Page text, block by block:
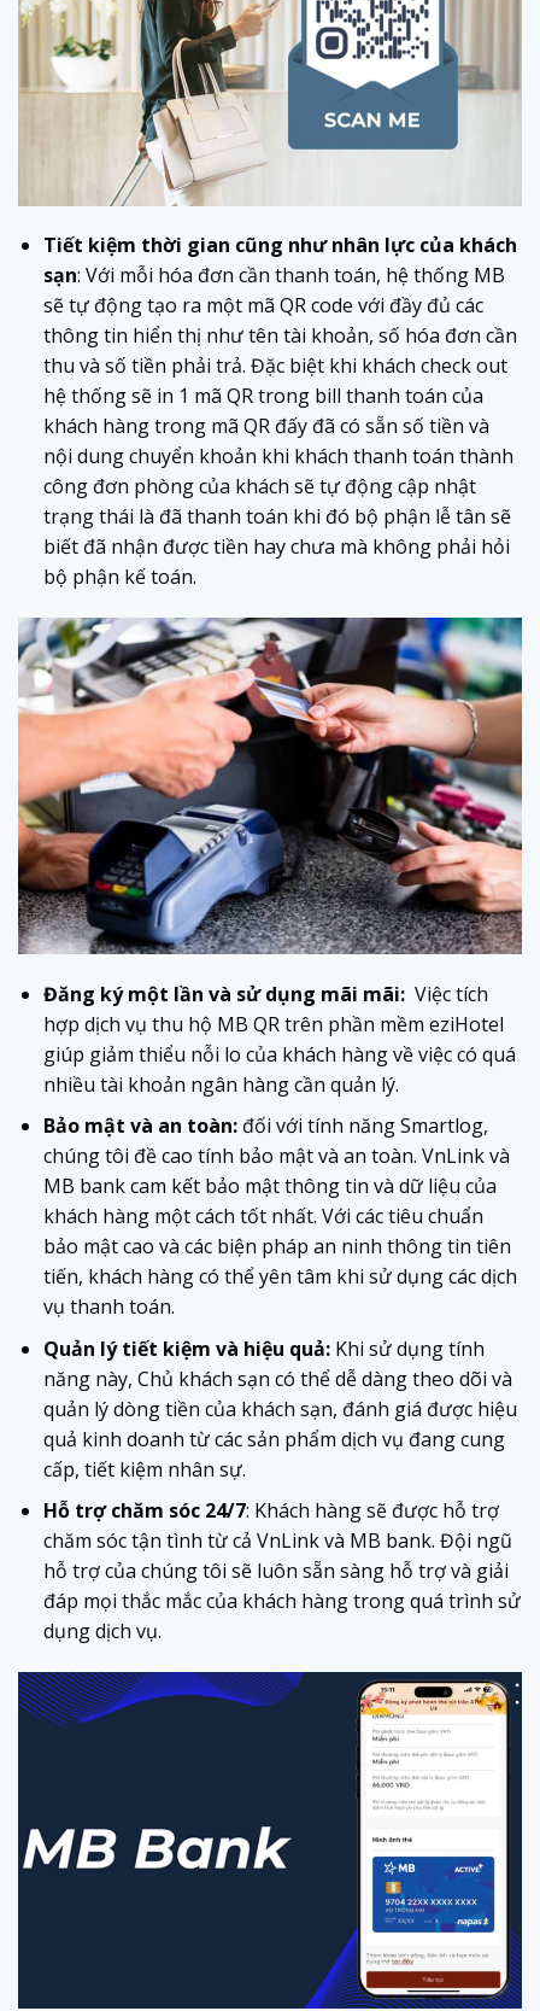
Tiết kiệm thời gian cũng như nhân lực của khách
sạn: Với mỗi hóa đơn cần thanh toán, hệ thống MB
sẽ tự động tạo ra một mã QR code với đầy đủ các
thông tin hiển thị như tên tài khoản, số hóa đơn cần
thu và số tiền phải trả. Đặc biệt khi khách check out
hệ thống sẽ in 1 mã QR trong bill thanh toán của
khách hàng trong mã QR đấy đã có sẵn số tiền và
nội dung chuyển khoản khi khách thanh toán thành
công đơn phòng của khách sẽ tự động cập nhật
trạng thái là đã thanh toán khi đó bộ phận lễ tân sẽ
biết đã nhận được tiền hay chưa mà không phải hỏi
bộ phận kế toán.
Đăng ký một lần và sử dụng mãi mãi:Việc tích
hợp dịch vụ thu hộ MB QR trên phần mềm eziHotel
giúp giảm thiểu nỗi lo của khách hàng về việc có quá
nhiều tài khoản ngân hàng cần quản lý.
Bảo mật và an toàn: đối với tính năng Smartlog,
chúng tôi đề cao tính bảo mật và an toàn. VnLink và
MB bank cam kết bảo mật thông tin và dữ liệu của
khách hàng một cách tốt nhất. Với các tiêu chuẩn
bảo mật cao và các biện pháp an ninh thông tin tiên
tiến, khách hàng có thể yên tâm khi sử dụng các dịch
vụ thanh toán.
Quản lý tiết kiệm và hiệu quả:Khi sử dụng tính
năng này, Chủ khách sạn có thể dễ dàng theo dõi và
quản lý dòng tiền của khách sạn, đánh giá được hiệu
quả kinh doanh từ các sản phẩm dịch vụ đang cung
cấp, tiết kiệm nhân sự.
Hỗ trợ chăm sóc 24/7: Khách hàng sẽ được hỗ trợ
chăm sóc tận tình từ cả VnLink và MB bank. Đội ngũ
hỗ trợ của chúng tôi sẽ luôn sẵn sàng hỗ trợ và giải
đáp mọi thắc mắc của khách hàng trong quá trình sử
dụng dịch vụ.